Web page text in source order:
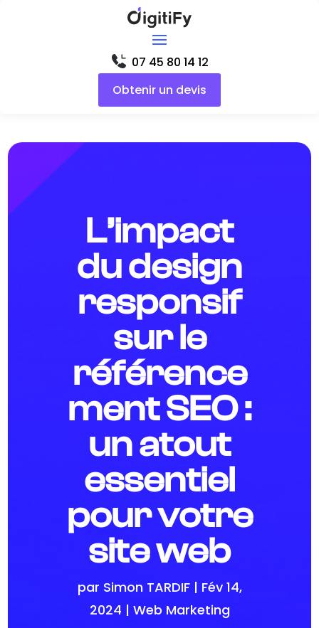
07 45 80 14 12
Obtenir un devis
L’impact
du design
responsif
sur le
référence
ment SEO :
un atout
essentiel
pour votre
site web
par Simon TARDIF| Fév 14,
2024 | Web Marketing